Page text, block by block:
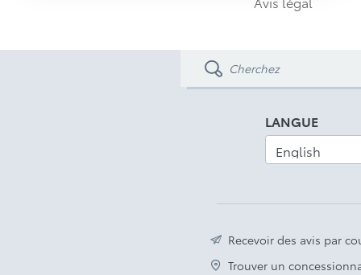
Contrôleur de freins de remorque et guide de
Sièges du conducteur et du passager à 8
réglages assistés, sièges avant chauffants et
Système audio JBL
portable
Phares antibrouillard à DEL
LANGUE
Recevoir des avis par
Trouver un